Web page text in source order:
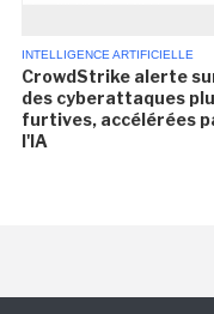
INTELLIGENCE ARTIFICIELLE
CrowdStrike alerte
des cyberattaques
furtives, accélérées
l'IA